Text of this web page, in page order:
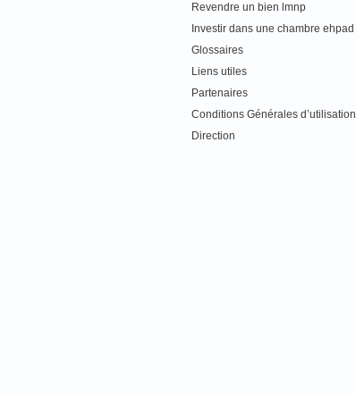
Revendre un bien lmnp
Investir dans une chambre ehpad
Glossaires
Liens utiles
Partenaires
Conditions Générales d’utilisation
Direction